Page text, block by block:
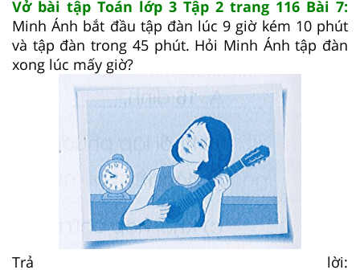
Vở bài tập Toán lớp 3 Tập 2 trang 116 Bài 7:
Minh Ánh bắt đầu tập đàn lúc 9 giờ kém 10 phút
và tập đàn trong 45 phút. Hỏi Minh Ánh tập đàn
xong lúc mấy giờ?
Trả lời: